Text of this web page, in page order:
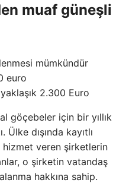
muaf güneşli
mümkündür
euro
2.300 Euro
göçebeler için bir yıllık
dışında kayıtlı
hizmet veren şirketlerin
o şirketin vatandaş
hakkına sahip.